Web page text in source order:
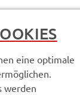
eine optimale
werden